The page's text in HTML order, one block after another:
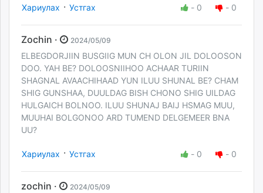
Хариулах · Устгах - 0 - 0
Zochin · 2024/05/09
ELBEGDORJIIN BUSGIIG MUN CH OLON JIL DOLOOSON
DOO. YAH BE? DOLOOSNIIHOO ACHAAR TURIIN
SHAGNAL AVAACHIHAAD YUN ILUU SHUNAL BE? CHAM
SHIG GUNSHAA, DUULDAG BISH CHONO SHIG UILDAG
HULGAICH BOLNOO. ILUU SHUNAJ BAIJ HSMAG MUU,
MUUHAI BOLGONOO ARD TUMEND DELGEMEER BNA
UU?
Хариулах · Устгах - 0 - 0
zochin · 2024/05/09